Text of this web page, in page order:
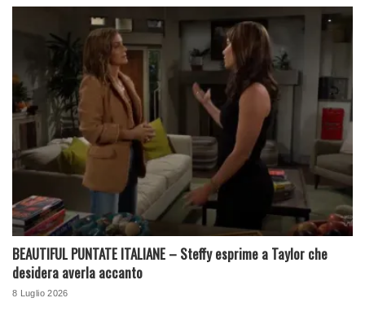
BEAUTIFUL PUNTATE ITALIANE – Steffy esprime a Taylor che
desidera averla accanto
8 Luglio 2026